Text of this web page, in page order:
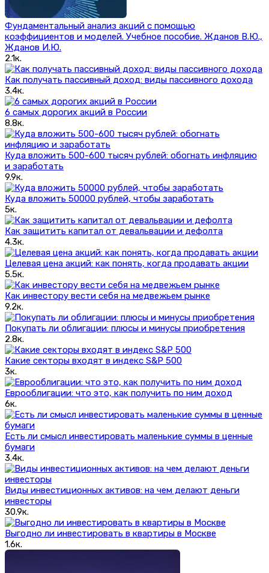
Фундаментальный анализ акций с помощью
коэффициентов и моделей. Учебное пособие. Жданов В.Ю.,
Жданов И.Ю.
2.1к.
Как получать пассивный доход: виды пассивного дохода
3.4к.
6 самых дорогих акций в России
8.8к.
Куда вложить 500-600 тысяч рублей: обогнать инфляцию
и заработать
9.9к.
Куда вложить 50000 рублей, чтобы заработать
5к.
Как защитить капитал от девальвации и дефолта
4.3к.
Целевая цена акций: как понять, когда продавать акции
5.5к.
Как инвестору вести себя на медвежьем рынке
9.2к.
Покупать ли облигации: плюсы и минусы приобретения
2.8к.
Какие секторы входят в индекс S&P 500
3к.
Еврооблигации: что это, как получить по ним доход
6к.
Есть ли смысл инвестировать маленькие суммы в ценные
бумаги
3.4к.
Виды инвестиционных активов: на чем делают деньги
инвесторы
30.9к.
Выгодно ли инвестировать в квартиры в Москве
1.6к.